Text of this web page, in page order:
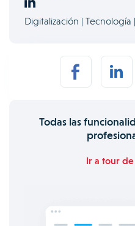
Digitalización | Tecnología
Todas las
Ir a tour